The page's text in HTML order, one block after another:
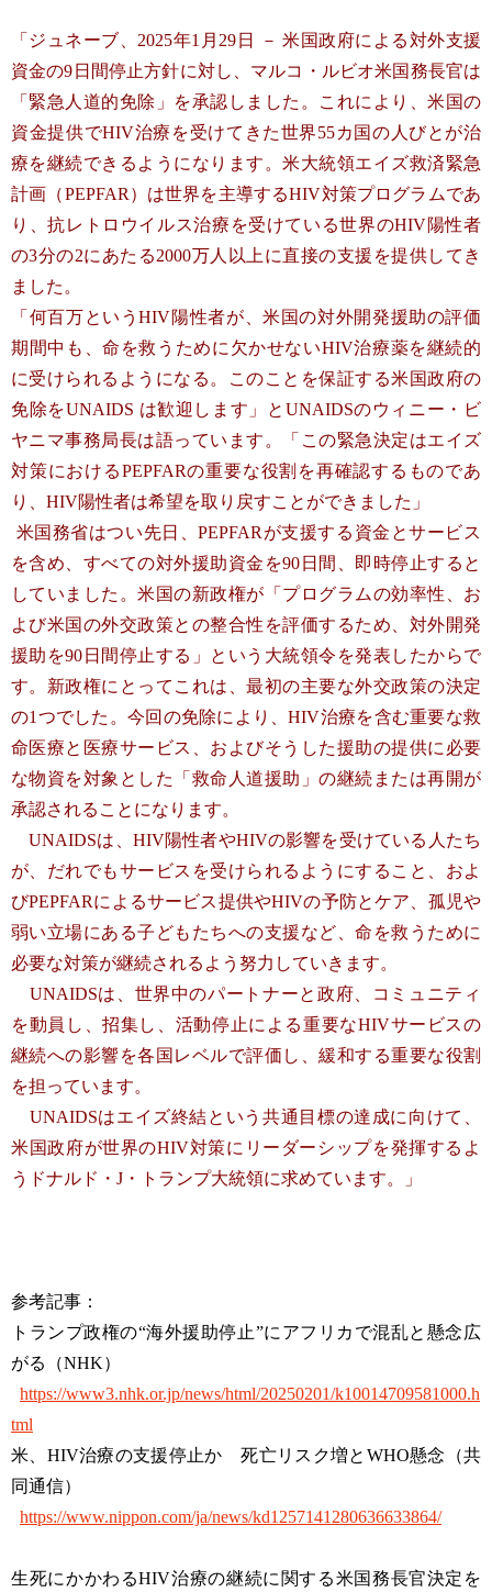
「ジュネーブ、2025年1月29日 － 米国政府による対外支援
資金の9日間停止方針に対し、マルコ・ルビオ米国務長官は
「緊急人道的免除」を承認しました。これにより、米国の
資金提供でHIV治療を受けてきた世界55カ国の人びとが治
療を継続できるようになります。米大統領エイズ救済緊急
計画（PEPFAR）は世界を主導するHIV対策プログラムであ
り、抗レトロウイルス治療を受けている世界のHIV陽性者
の3分の2にあたる2000万人以上に直接の支援を提供してき
ました。
「何百万というHIV陽性者が、米国の対外開発援助の評価
期間中も、命を救うために欠かせないHIV治療薬を継続的
に受けられるようになる。このことを保証する米国政府の
免除をUNAIDS は歓迎します」とUNAIDSのウィニー・ビ
ヤニマ事務局長は語っています。「この緊急決定はエイズ
対策におけるPEPFARの重要な役割を再確認するものであ
り、HIV陽性者は希望を取り戻すことができました」
米国務省はつい先日、PEPFARが支援する資金とサービス
を含め、すべての対外援助資金を90日間、即時停止すると
していました。米国の新政権が「プログラムの効率性、お
よび米国の外交政策との整合性を評価するため、対外開発
援助を90日間停止する」という大統領令を発表したからで
す。新政権にとってこれは、最初の主要な外交政策の決定
の1つでした。今回の免除により、HIV治療を含む重要な救
命医療と医療サービス、およびそうした援助の提供に必要
な物資を対象とした「救命人道援助」の継続または再開が
承認されることになります。
UNAIDSは、HIV陽性者やHIVの影響を受けている人たち
が、だれでもサービスを受けられるようにすること、およ
びPEPFARによるサービス提供やHIVの予防とケア、孤児や
弱い立場にある子どもたちへの支援など、命を救うために
必要な対策が継続されるよう努力していきます。
UNAIDSは、世界中のパートナーと政府、コミュニティ
を動員し、招集し、活動停止による重要なHIVサービスの
継続への影響を各国レベルで評価し、緩和する重要な役割
を担っています。
UNAIDSはエイズ終結という共通目標の達成に向けて、
米国政府が世界のHIV対策にリーダーシップを発揮するよ
うドナルド・J・トランプ大統領に求めています。」
参考記事：
トランプ政権の“海外援助停止”にアフリカで混乱と懸念広
がる（NHK）
https://www3.nhk.or.jp/news/html/20250201/k10014709581000.h
tml
米、HIV治療の支援停止か 死亡リスク増とWHO懸念（共
同通信）
https://www.nippon.com/ja/news/kd1257141280636633864/
生死にかかわるHIV治療の継続に関する米国務長官決定を